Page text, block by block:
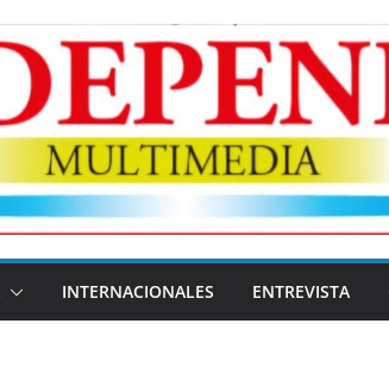
INTERNACIONALES ENTREVISTA